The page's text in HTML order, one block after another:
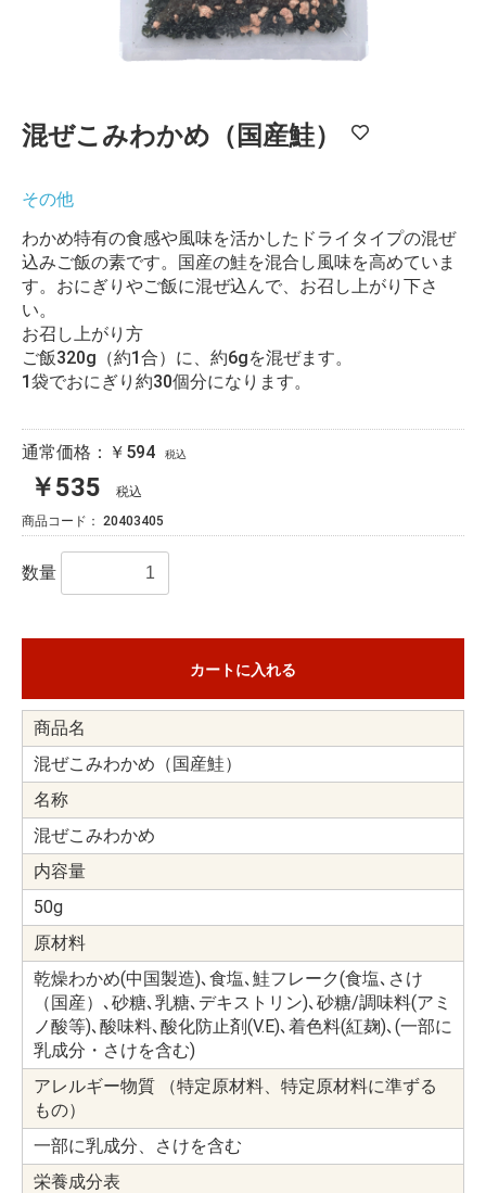
混ぜこみわかめ（国産鮭）
その他
わかめ特有の食感や風味を活かしたドライタイプの混ぜ
込みご飯の素です。国産の鮭を混合し風味を高めていま
す。おにぎりやご飯に混ぜ込んで、お召し上がり下さ
い。
お召し上がり方
ご飯320g（約1合）に、約6gを混ぜます。
1袋でおにぎり約30個分になります。
通常価格：￥594 税込
￥535
税込
商品コード： 20403405
数量
カートに入れる
商品名
混ぜこみわかめ（国産鮭）
名称
混ぜこみわかめ
内容量
50g
原材料
乾燥わかめ(中国製造)､食塩､鮭フレーク(食塩､さけ
（国産）､砂糖､乳糖､デキストリン)､砂糖/調味料(アミ
ノ酸等)､酸味料､酸化防止剤(V.E)､着色料(紅麹)､(一部に
乳成分・さけを含む)
アレルギー物質 （特定原材料、特定原材料に準ずる
もの）
一部に乳成分、さけを含む
栄養成分表